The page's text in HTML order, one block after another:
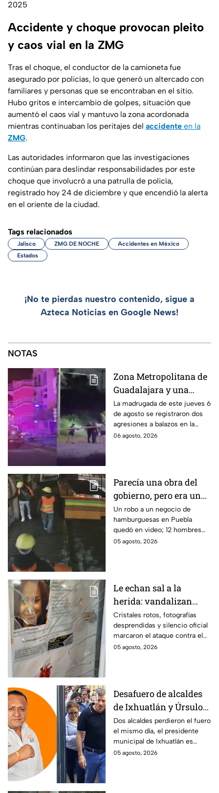
2025
Accidente y choque provocan pleito
y caos vial en la ZMG
Tras el choque, el conductor de la camioneta fue
asegurado por policías, lo que generó un altercado con
familiares y personas que se encontraban en el sitio.
Hubo gritos e intercambio de golpes, situación que
aumentó el caos vial y mantuvo la zona acordonada
mientras continuaban los peritajes del accidente en la
ZMG.
Las autoridades informaron que las investigaciones
continúan para deslindar responsabilidades por este
choque que involucró a una patrulla de policía,
registrado hoy 24 de diciembre y que encendió la alerta
en el oriente de la ciudad.
Tags relacionados
Jalisco ZMG DE NOCHE
Accidentes en México
Estados
¡No te pierdas nuestro contenido, sigue a
Azteca Noticias en Google News!
NOTAS
Zona Metropolitana de
Guadalajara y una
jornada de violencia:
Asesinan a balazos a
dos hombres en
Tlajomulco y El Salto
La madrugada de este jueves 6
de agosto se registraron dos
agresiones a balazos en la
Zona Metropolitana de
06 agosto, 2026
Parecía una obra del
gobierno, pero era un
robo planeado: Así
saquearon negocio de
hamburguesas en
Puebla
Un robo a un negocio de
hamburguesas en Puebla
quedó en video; 12 hombres
habrían fingido ser
05 agosto, 2026
Le echan sal a la
herida: vandalizan
memorial de
desaparecidos en
Veracruz en medio de
crisis
Cristales rotos, fotografías
desprendidas y silencio oficial
marcaron el ataque contra el
memorial de desaparecidos,
05 agosto, 2026
Desafuero de alcaldes
de Ixhuatlán y Úrsulo
Galván: uno de ellos
está implicado en el
asesinato de la
periodista Roxana
Dos alcaldes perdieron el fuero
el mismo día, el presidente
municipal de Ixhuatlán es
investigado por el secuestro y
05 agosto, 2026